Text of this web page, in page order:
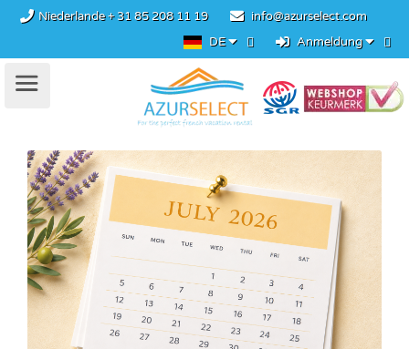
Niederlande+ 31 85 208 11 19
info@azurselect.com
DE
Anmeldung